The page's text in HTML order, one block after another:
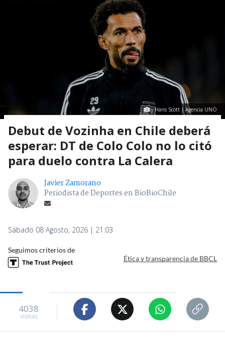
Hans Scott | Agencia UNO
Debut de Vozinha en Chile deberá
esperar: DT de Colo Colo no lo citó
para duelo contra La Calera
Javier Zamorano
Periodista de Deportes en BioBioChile
Sábado 08 Agosto, 2026 | 21:03
Seguimos criterios de
Ética y transparencia de BBCL
4038
visitas